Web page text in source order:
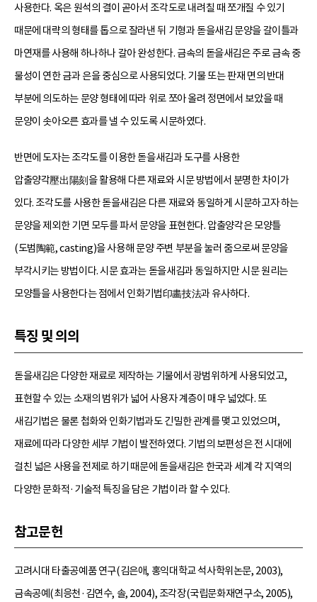
사용한다. 옥은 원석의 결이 곧아서 조각도로 내려칠 때 쪼개질 수 있기
때문에 대략의 형태를 톱으로 잘라낸 뒤 기형과 돋을새김 문양을 갈이틀과
마연재를 사용해 하나하나 갈아 완성한다. 금속의 돋을새김은 주로 금속 중
물성이 연한 금과 은을 중심으로 사용되었다. 기물 또는 판재 면의 반대
부분에 의도하는 문양 형태에 따라 위로 쪼아 올려 정면에서 보았을 때
문양이 솟아오른 효과를 낼 수 있도록 시문하였다.
반면에 도자는 조각도를 이용한 돋을새김과 도구를 사용한
압출양각壓出陽刻을 활용해 다른 재료와 시문 방법에서 분명한 차이가
있다. 조각도를 사용한 돋을새김은 다른 재료와 동일하게 시문하고자 하는
문양을 제외한 기면 모두를 파서 문양을 표현한다. 압출양각은 모양틀
(도범陶範, casting)을 사용해 문양 주변 부분을 눌러 줌으로써 문양을
부각시키는 방법이다. 시문 효과는 돋을새김과 동일하지만 시문 원리는
모양틀을 사용한다는 점에서 인화기법印畵技法과 유사하다.
특징 및 의의
돋을새김은 다양한 재료로 제작하는 기물에서 광범위하게 사용되었고,
표현할 수 있는 소재의 범위가 넓어 사용자 계층이 매우 넓었다. 또
새김기법은 물론 첩화와 인화기법과도 긴밀한 관계를 맺고 있었으며,
재료에 따라 다양한 세부 기법이 발전하였다. 기법의 보편성은 전 시대에
걸친 넓은 사용을 전제로 하기 때문에 돋을새김은 한국과 세계 각 지역의
다양한 문화적·기술적 특징을 담은 기법이라 할 수 있다.
참고문헌
고려시대 타출공예품 연구(김은애, 홍익대학교 석사학위논문, 2003),
금속공예(최응천·김연수, 솔, 2004), 조각장(국립문화재연구소, 2005),